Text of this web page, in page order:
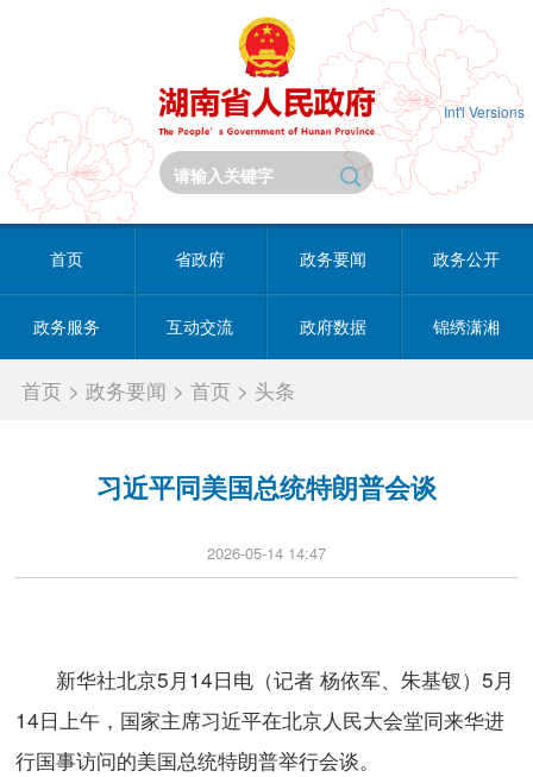
Int'l Versions
首页 省政府 政务要闻 政务公开
政务服务 互动交流 政府数据 锦绣潇湘
首页 >政务要闻 >首页 > 头条
习近平同美国总统特朗普会谈
2026-05-14 14:47
新华社北京5月14日电（记者 杨依军、朱基钗）5月
14日上午，国家主席习近平在北京人民大会堂同来华进
行国事访问的美国总统特朗普举行会谈。